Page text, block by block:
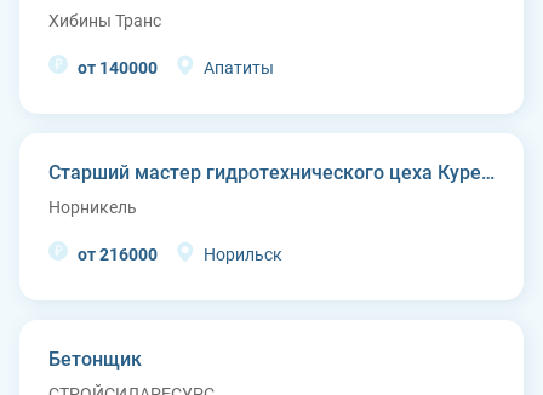
Хибины Транс
от 140000 Апатиты
Старший мастер гидротехнического цеха Курейской ГЭС (п. Светлогорск)
Норникель
от 216000 Норильск
Бетонщик